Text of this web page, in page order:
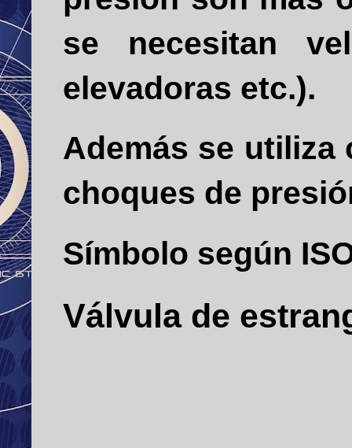
se necesitan
elevadoras etc.).
Además se utiliza
choques de
Símbolo según
Válvula de